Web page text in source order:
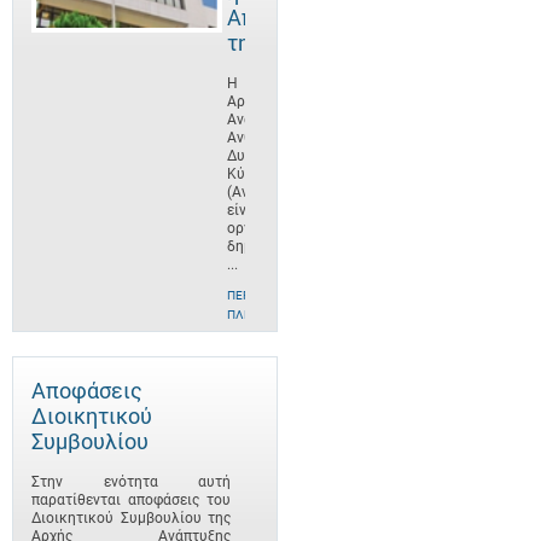
Αποστολή
της
Η
Αρχή
Ανάπτυξης
Ανθρώπινου
Δυναμικού
Κύπρου
(ΑνΑΔ)
είναι
οργανισμός
δημοσίου
...
ΠΕΡΙΣΣΌΤΕΡΕΣ
ΠΛΗΡΟΦΟΡΊΕΣ
Αποφάσεις
Διοικητικού
Συμβουλίου
Στην ενότητα αυτή
παρατίθενται αποφάσεις του
Διοικητικού Συμβουλίου της
Αρχής Ανάπτυξης